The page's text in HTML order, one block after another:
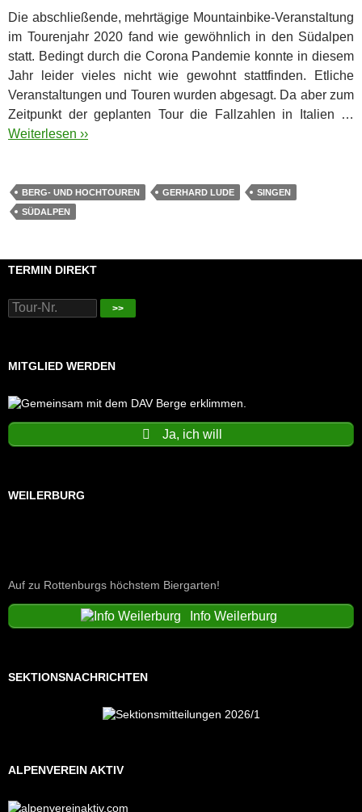
Die abschließende, mehrtägige Mountainbike-Veranstaltung
im Tourenjahr 2020 fand wie gewöhnlich in den Südalpen
statt. Bedingt durch die Corona Pandemie konnte in diesem
Jahr leider vieles nicht wie gewohnt stattfinden. Etliche
Veranstaltungen und Touren wurden abgesagt. Da aber zum
Zeitpunkt der geplanten Tour die Fallzahlen in Italien …
Weiterlesen ››
BERG- UND HOCHTOUREN GERHARD LUDE
SINGEN
SÜDALPEN
TERMIN DIREKT
>>
MITGLIED WERDEN
Ja, ich will
WEILERBURG
Auf zu Rottenburgs höchstem Biergarten!
Info Weilerburg
SEKTIONSNACHRICHTEN
ALPENVEREIN AKTIV